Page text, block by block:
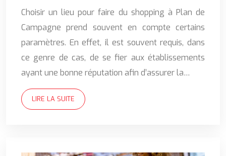
Choisir un lieu pour faire du shopping à Plan de
Campagne prend souvent en compte certains
paramètres. En effet, il est souvent requis, dans
ce genre de cas, de se fier aux établissements
ayant une bonne réputation afin d’assurer la…
LIRE LA SUITE